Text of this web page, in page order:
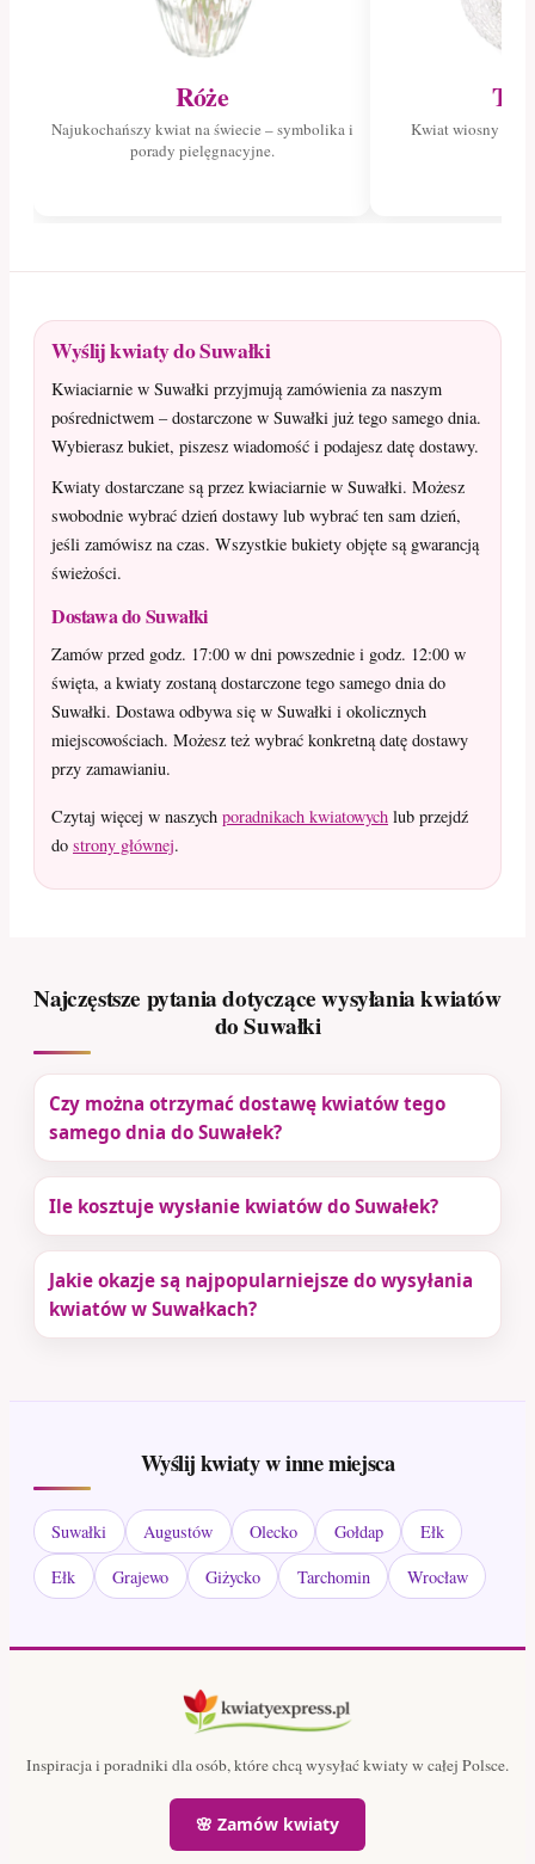
Róże
Najukochańszy kwiat na świecie – symbolika i
porady pielęgnacyjne.
Kwiat wiosny –
Wyślij kwiaty do Suwałki
Kwiaciarnie w Suwałki przyjmują zamówienia za naszym
pośrednictwem – dostarczone w Suwałki już tego samego dnia.
Wybierasz bukiet, piszesz wiadomość i podajesz datę dostawy.
Kwiaty dostarczane są przez kwiaciarnie w Suwałki. Możesz
swobodnie wybrać dzień dostawy lub wybrać ten sam dzień,
jeśli zamówisz na czas. Wszystkie bukiety objęte są gwarancją
świeżości.
Dostawa do Suwałki
Zamów przed godz. 17:00 w dni powszednie i godz. 12:00 w
święta, a kwiaty zostaną dostarczone tego samego dnia do
Suwałki. Dostawa odbywa się w Suwałki i okolicznych
miejscowościach. Możesz też wybrać konkretną datę dostawy
przy zamawianiu.
Czytaj więcej w naszych poradnikach kwiatowych lub przejdź
do strony głównej.
Najczęstsze pytania dotyczące wysyłania kwiatów
do Suwałki
Czy można otrzymać dostawę kwiatów tego
samego dnia do Suwałek?
Ile kosztuje wysłanie kwiatów do Suwałek?
Jakie okazje są najpopularniejsze do wysyłania
kwiatów w Suwałkach?
Wyślij kwiaty w inne miejsca
Suwałki Augustów Olecko Gołdap
Ełk
Ełk
Grajewo Giżycko Tarchomin Wrocław
Inspiracja i poradniki dla osób, które chcą wysyłać kwiaty w całej Polsce.
🌸 Zamów kwiaty